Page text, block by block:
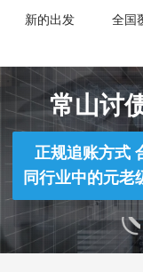
新的出发 全国
常山讨
正规追账方式
同行业中的元老